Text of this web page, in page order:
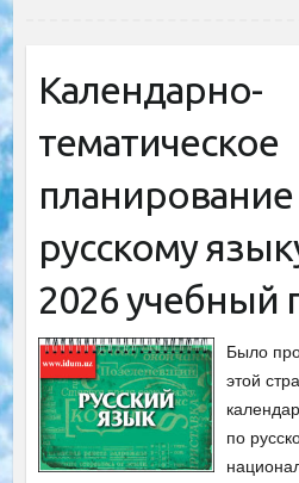
Календарно-
тематическое
русскому
2026 учебный
Было
этой
по